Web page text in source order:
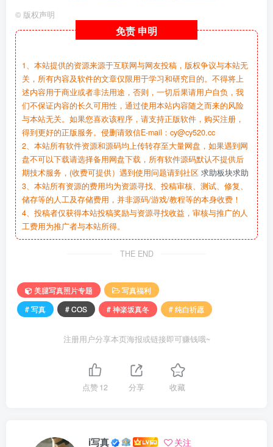
© 版权声明
免责 申明
1、本站提供的资源来源于互联网与网友投稿，版权争议与本站无
关，所有内容及软件的文章仅限用于学习和研究目的。不得将上
述内容用于商业或者非法用途，否则，一切后果请用户自负，我
们不保证内容的长久可用性，通过使用本站内容随之而来的风险
与本站无关。如果您喜欢该程序，请支持正版软件，购买注册，
得到更好的正版服务。侵删请致信E-mail：cy@cy520.cc
2、本站所有软件资源和源码均上传转存至大量网盘，如果遇到网
盘不可以下载请选择备用网盘下载，所有软件源码默认不提供后
期技术服务，(收费可提供）遇到使用问题请到社区 求助板块求助
3、本站所有资源的费用均为资源寻找、投稿审核、测试、修复、
储存等的人工及存储费用，并非源码/游戏/教程等的本身收费！
4、投稿者仅获得本站投稿奖励与资源寻找收益，审核与推广的人
工费用为推广者与本站所得。
THE END
美腿写真照片专题
写真福利
# 写真
# COS # 神楽坂真冬 # 纯白祈愿
注册用户分享本页海报或链接即可赚钱哦~
点赞12 分享 收藏
i写真 关注